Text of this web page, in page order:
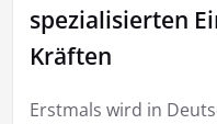
spezialisierten
Kräften
Erstmals wird in